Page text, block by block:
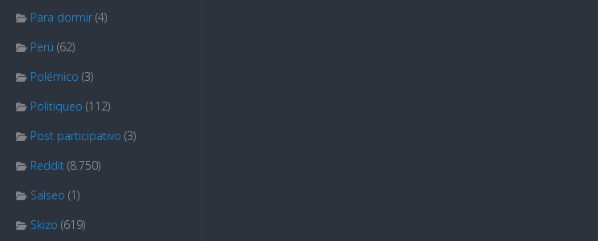
Para dormir (4)
Perú (62)
Polémico (3)
Politiqueo (112)
Post participativo (3)
Reddit (8.750)
Salseo (1)
Skizo (619)